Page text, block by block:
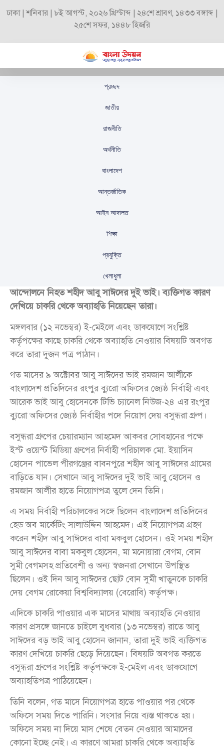
ঢাকা | শনিবার | ৮ই আগস্ট, ২০২৬ খ্রিস্টাব্দ | ২৪শে শ্রাবণ, ১৪৩৩ বঙ্গাব্দ |
২৫শে সফর, ১৪৪৮ হিজরি
প্রচ্ছদ
জাতীয়
রাজনীতি
অর্থনীতি
বাংলাদেশ
আন্তর্জাতিক
আইন আদালত
শিক্ষা
প্রযুক্তি
খেলাধুলা
চাকরি ছাড়লেন শহীদ আবু
সাঈদের দুই ভাই
প্রকাশিতঃনভেম্বর ১৪, ২০২৪
বসুন্ধরা গ্রুপের দেওয়া চাকরি ছেড়ে দিয়েছেন বৈষম্যবিরোধী ছাত্র
আন্দোলনে নিহত শহীদ আবু সাঈদের দুই ভাই। ব্যক্তিগত কারণ
দেখিয়ে চাকরি থেকে অব্যাহতি নিয়েছেন তারা।
মঙ্গলবার (১২ নভেম্বর) ই-মেইলে এবং ডাকযোগে সংশ্লিষ্ট
কর্তৃপক্ষের কাছে চাকরি থেকে অব্যাহতি নেওয়ার বিষয়টি অবগত
করে তারা দুজন পত্র পাঠান।
গত মাসের ৯ অক্টোবর আবু সাঈদের ভাই রমজান আলীকে
বাংলাদেশ প্রতিদিনের রংপুর ব্যুরো অফিসের জ্যেষ্ঠ নির্বাহী এবং
আরেক ভাই আবু হোসেনকে টিভি চ্যানেল নিউজ-২৪ এর রংপুর
ব্যুরো অফিসের জ্যেষ্ঠ নির্বাহীর পদে নিয়োগ দেয় বসুন্ধরা গ্রুপ।
বসুন্ধরা গ্রুপের চেয়ারম্যান আহমেদ আকবর সোবহানের পক্ষে
ইস্ট ওয়েস্ট মিডিয়া গ্রুপের নির্বাহী পরিচালক মো. ইয়াসিন
হোসেন পাভেল পীরগঞ্জের বাবনপুরে শহীদ আবু সাঈদের গ্রামের
বাড়িতে যান। সেখানে আবু সাঈদের দুই ভাই আবু হোসেন ও
রমজান আলীর হাতে নিয়োগপত্র তুলে দেন তিনি।
এ সময় নির্বাহী পরিচালকের সঙ্গে ছিলেন বাংলাদেশ প্রতিদিনের
হেড অব মার্কেটিং সালাউদ্দিন আহমেদ। এই নিয়োগপত্র গ্রহণ
করেন শহীদ আবু সাঈদের বাবা মকবুল হোসেন। ওই সময় শহীদ
আবু সাঈদের বাবা মকবুল হোসেন, মা মনোয়ারা বেগম, বোন
সুমী বেগমসহ প্রতিবেশী ও অন্য স্বজনরা সেখানে উপস্থিত
ছিলেন। ওই দিন আবু সাঈদের ছোট বোন সুমী খাতুনকে চাকরি
দেয় বেগম রোকেয়া বিশ্ববিদ্যালয় (বেরোবি) কর্তৃপক্ষ।
এদিকে চাকরি পাওয়ার এক মাসের মাথায় অব্যাহতি নেওয়ার
কারণ প্রসঙ্গে জানতে চাইলে বুধবার (১৩ নভেম্বর) রাতে আবু
সাঈদের বড় ভাই আবু হোসেন জানান, তারা দুই ভাই ব্যক্তিগত
কারণ দেখিয়ে চাকরি ছেড়ে দিয়েছেন। বিষয়টি অবগত করতে
বসুন্ধরা গ্রুপের সংশ্লিষ্ট কর্তৃপক্ষকে ই-মেইল এবং ডাকযোগে
অব্যাহতিপত্র পাঠিয়েছেন।
তিনি বলেন, গত মাসে নিয়োগপত্র হাতে পাওয়ার পর থেকে
অফিসে সময় দিতে পারিনি। সংসার নিয়ে ব্যস্ত থাকতে হয়।
অফিসে সময় না দিয়ে মাস শেষে বেতন নেওয়ার আমাদের
কোনো ইচ্ছে নেই। এ কারণে আমরা চাকরি থেকে অব্যাহতি